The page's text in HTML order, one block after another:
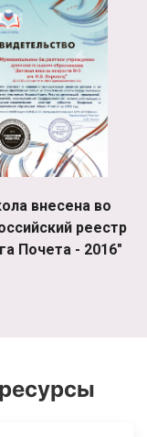
внесена во
реестр
Почета - 2016"